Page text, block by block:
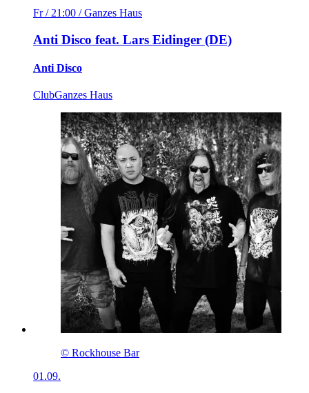
Fr / 21:00 / Ganzes Haus
Anti Disco feat. Lars Eidinger (DE)
Anti Disco
ClubGanzes Haus
© Rockhouse Bar
01.09.